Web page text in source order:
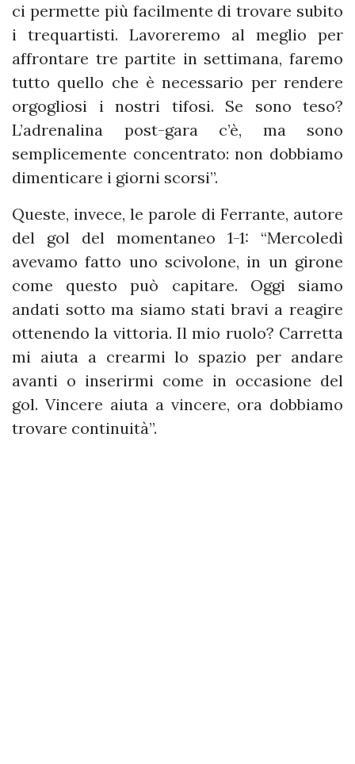
ci permette più facilmente di trovare subito
i trequartisti. Lavoreremo al meglio per
affrontare tre partite in settimana, faremo
tutto quello che è necessario per rendere
orgogliosi i nostri tifosi. Se sono teso?
L’adrenalina post-gara c’è, ma sono
semplicemente concentrato: non dobbiamo
dimenticare i giorni scorsi”.
Queste, invece, le parole di Ferrante, autore
del gol del momentaneo 1-1: “Mercoledì
avevamo fatto uno scivolone, in un girone
come questo può capitare. Oggi siamo
andati sotto ma siamo stati bravi a reagire
ottenendo la vittoria. Il mio ruolo? Carretta
mi aiuta a crearmi lo spazio per andare
avanti o inserirmi come in occasione del
gol. Vincere aiuta a vincere, ora dobbiamo
trovare continuità”.